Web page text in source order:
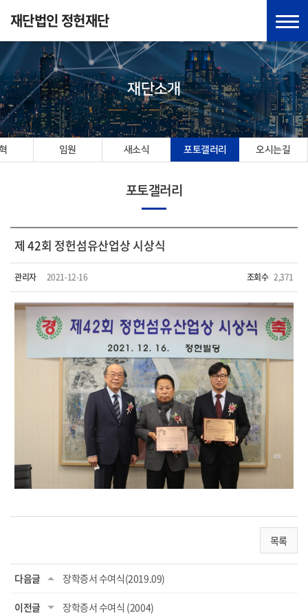
재단법인 정헌재단
재단소개
임원 새소식 포토갤러리 오시는길
포토갤러리
제 42회 정헌섬유산업상 시상식
관리자 2021-12-16 조회수 2,371
목록
다음글 장학증서 수여식(2019.09)
이전글 장학증서 수여식 (2004)